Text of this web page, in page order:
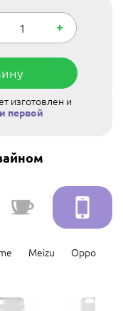
+
изготовлен и
первой
Meizu
Oppo